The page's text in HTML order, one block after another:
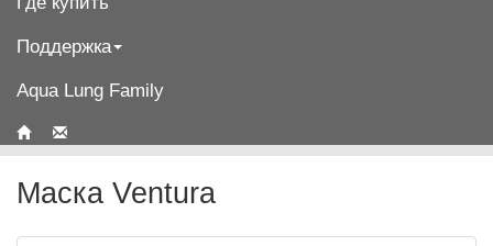
Поддержка
Aqua Lung Family
Маска Ventura